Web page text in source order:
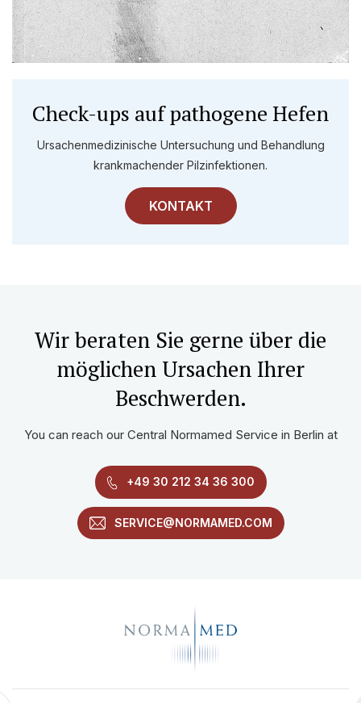
Check-ups auf pathogene Hefen
Ursachenmedizinische Untersuchung und Behandlung
krankmachender Pilzinfektionen.
KONTAKT
Wir beraten Sie gerne über die
möglichen Ursachen Ihrer
Beschwerden.
You can reach our Central Normamed Service in Berlin at
+49 30 212 34 36 300
SERVICE@NORMAMED.COM